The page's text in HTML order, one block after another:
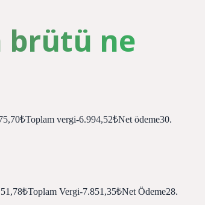
brütü ne
vergi-6.994,52₺Net ödeme30.
Vergi-7.851,35₺Net Ödeme28.